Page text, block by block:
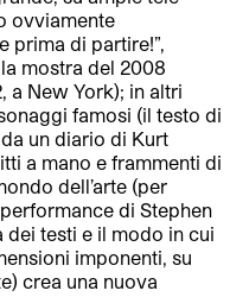
ovviamente
prima di partire!”,
mostra del 2008
a New York); in altri
famosi (il testo di
un diario di Kurt
a mano e frammenti di
dell’arte (per
di Stephen
dei testi e il modo in cui
imponenti, su
crea una nuova